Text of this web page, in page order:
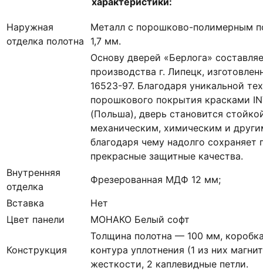
Наружная
отделка полотна
Металл с порошково-полимерным
1,7 мм.
Основу дверей «Берлога»
производства г. Липецк,
16523-97. Благодаря уникальной
порошкового покрытия красками
(Польша), дверь становится
механическим, химическим и
благодаря чему надолго сохраняет
прекрасные защитные качества.
Внутренняя
отделка
Фрезерованная МДФ 12 мм;
Вставка
Нет
Цвет панели
МОНАКО Белый софт
Конструкция
Толщина полотна — 100 мм,
контура уплотнения (1 из них
жесткости, 2 каплевидные петли.